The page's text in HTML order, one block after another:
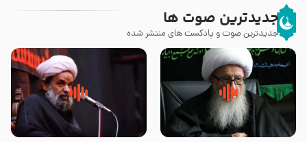
جدیدترین صوت ها
جدیدترین صوت و پادکست های منتشر شده
زوّار اربعین امام حسین (علیه
السلام) با این اشتیاق به زیارت
روضه جانسوز پاره های جگر امام
حسن مجتبی علیه السلام-حجت